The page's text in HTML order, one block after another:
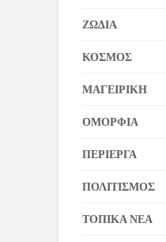
ΖΩΔΙΑ
ΚΟΣΜΟΣ
ΜΑΓΕΙΡΙΚΗ
ΟΜΟΡΦΙΑ
ΠΕΡΙΕΡΓΑ
ΠΟΛΙΤΙΣΜΟΣ
ΤΟΠΙΚΑ ΝΕΑ